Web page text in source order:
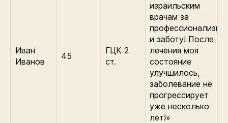
Иван
Иванов
45
ГЦК 2
ст.
израильским
врачам за
профессионализм
и заботу! После
лечения моя
состояние
улучшилось,
заболевание не
прогрессирует
уже несколько
лет!»